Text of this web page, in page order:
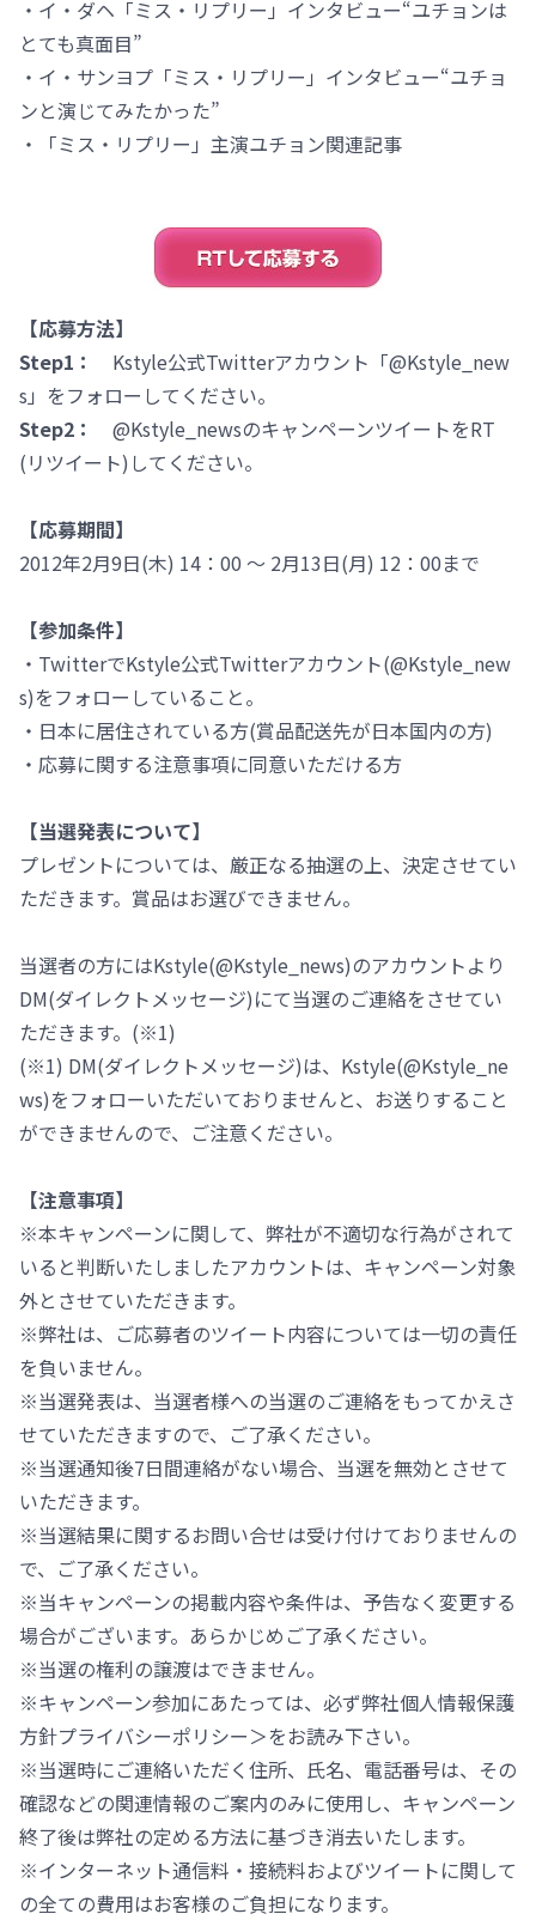
・イ・ダヘ「ミス・リプリー」インタビュー“ユチョンは
とても真面目”
・イ・サンヨプ「ミス・リプリー」インタビュー“ユチョ
ンと演じてみたかった”
・「ミス・リプリー」主演ユチョン関連記事
【応募方法】
Step1：
Kstyle公式Twitterアカウント「@Kstyle_new
s」をフォローしてください。
Step2：
@Kstyle_newsのキャンペーンツイートをRT
(リツイート)してください。
【応募期間】
2012年2月9日(木) 14：00 ～ 2月13日(月) 12：00まで
【参加条件】
・TwitterでKstyle公式Twitterアカウント(@Kstyle_new
s)をフォローしていること。
・日本に居住されている方(賞品配送先が日本国内の方)
・応募に関する注意事項に同意いただける方
【当選発表について】
プレゼントについては、厳正なる抽選の上、決定させてい
ただきます。賞品はお選びできません。
当選者の方にはKstyle(@Kstyle_news)のアカウントより
DM(ダイレクトメッセージ)にて当選のご連絡をさせてい
ただきます。(※1)
(※1) DM(ダイレクトメッセージ)は、Kstyle(@Kstyle_ne
ws)をフォローいただいておりませんと、お送りすること
ができませんので、ご注意ください。
【注意事項】
※本キャンペーンに関して、弊社が不適切な行為がされて
いると判断いたしましたアカウントは、キャンペーン対象
外とさせていただきます。
※弊社は、ご応募者のツイート内容については一切の責任
を負いません。
※当選発表は、当選者様への当選のご連絡をもってかえさ
せていただきますので、ご了承ください。
※当選通知後7日間連絡がない場合、当選を無効とさせて
いただきます。
※当選結果に関するお問い合せは受け付けておりませんの
で、ご了承ください。
※当キャンペーンの掲載内容や条件は、予告なく変更する
場合がございます。あらかじめご了承ください。
※当選の権利の譲渡はできません。
※キャンペーン参加にあたっては、必ず弊社個人情報保護
方針プライバシーポリシー＞をお読み下さい。
※当選時にご連絡いただく住所、氏名、電話番号は、その
確認などの関連情報のご案内のみに使用し、キャンペーン
終了後は弊社の定める方法に基づき消去いたします。
※インターネット通信料・接続料およびツイートに関して
の全ての費用はお客様のご負担になります。